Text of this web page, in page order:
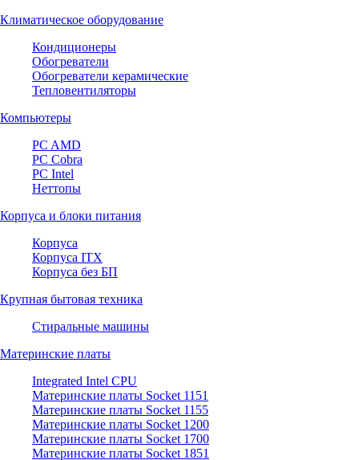
Климатическое оборудование
Кондиционеры
Обогреватели
Обогреватели керамические
Тепловентиляторы
Компьютеры
PC AMD
PC Cobra
PC Intel
Неттопы
Корпуса и блоки питания
Корпуса
Корпуса ITX
Корпуса без БП
Крупная бытовая техника
Стиральные машины
Материнские платы
Integrated Intel CPU
Материнские платы Socket 1151
Материнские платы Socket 1155
Материнские платы Socket 1200
Материнские платы Socket 1700
Материнские платы Socket 1851